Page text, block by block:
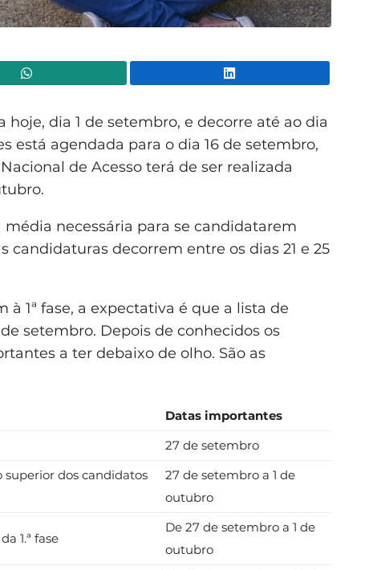
hoje, dia 1 de setembro, e decorre até ao dia
está agendada para o dia 16 de setembro,
de Acesso terá de ser realizada
necessária para se candidatarem
candidaturas decorrem entre os dias 21 e 25
1ª fase, a expectativa é que a lista de
setembro. Depois de conhecidos os
a ter debaixo de olho. São as
Datas importantes
27 de setembro
superior dos candidatos
27 de setembro a 1 de
outubro
1.ª fase
De 27 de setembro a 1 de
outubro